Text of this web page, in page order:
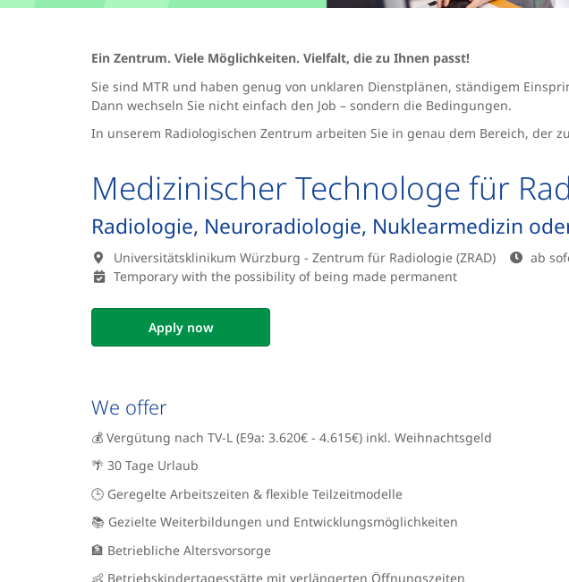
Medizinischer Technologe für
Radiologie, Neuroradiologie, Nuklearmedizin
Universitätsklinikum Würzburg - Zentrum für Radiologie (ZRAD) ab
Temporary with the possibility of being made permanent
Apply now
Ein Zentrum. Viele Möglichkeiten. Vielfalt, die zu Ihnen passt!
Sie sind MTR und haben genug von unklaren Dienstplänen, ständigem
Dann wechseln Sie nicht einfach den Job – sondern die Bedingungen.
In unserem Radiologischen Zentrum arbeiten Sie in genau dem Bereich, der
We offer
💰 Vergütung nach TV-L (E9a: 3.620€ - 4.615€) inkl. Weihnachtsgeld
🌴 30 Tage Urlaub
🕒 Geregelte Arbeitszeiten & flexible Teilzeitmodelle
📚 Gezielte Weiterbildungen und Entwicklungsmöglichkeiten
🏦 Betriebliche Altersvorsorge
👶 Betriebskindertagesstätte mit verlängerten Öffnungszeiten